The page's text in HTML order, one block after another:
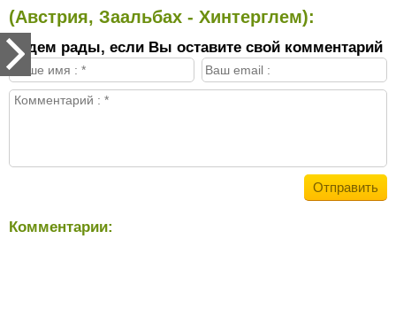
(Австрия, Заальбах - Хинтерглем):
Будем рады, если Вы оставите свой комментарий
Комментарии: